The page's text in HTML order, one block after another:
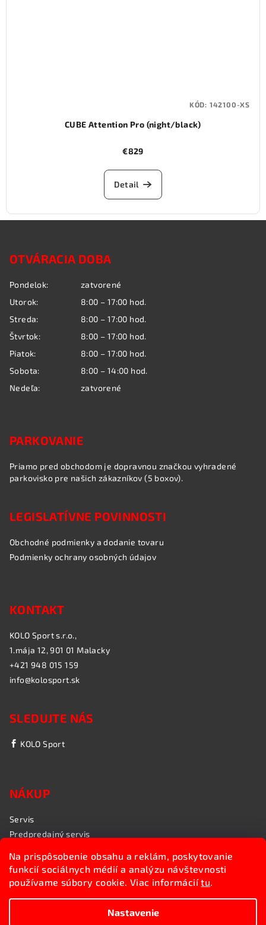
Na prispôsobenie obsahu a reklám, poskytovanie
funkcií sociálnych médií a analýzu návštevnosti
používame súbory cookie. Viac informáciítu.
Nastavenie
CUBE Attention Pro (night/black)
€829
Detail
KÓD: 142100-XS
OTVÁRACIA DOBA
Pondelok:
zatvorené
Utorok:
8:00 – 17:00 hod.
Streda:
8:00 – 17:00 hod.
Štvrtok:
8:00 – 17:00 hod.
Piatok:
8:00 – 17:00 hod.
Sobota:
8:00 – 14:00 hod.
Nedeľa:
zatvorené
PARKOVANIE
Priamo pred obchodom je dopravnou značkou vyhradené
parkovisko pre našich zákazníkov (5 boxov).
LEGISLATÍVNE POVINNOSTI
Obchodné podmienky a dodanie tovaru
Podmienky ochrany osobných údajov
KONTAKT
KOLO Sport s.r.o.,
1.mája 12, 901 01 Malacky
+421 948 015 159
info@kolosport.sk
SLEDUJTE NÁS
KOLO Sport
NÁKUP
Servis
Predpredajný servis
Rozvoz bicyklov
Poradenstvo